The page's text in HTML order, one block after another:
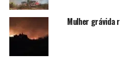
Mulher grávida